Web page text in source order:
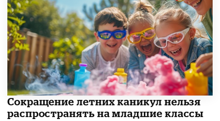
Сокращение летних каникул нельзя
распространять на младшие классы